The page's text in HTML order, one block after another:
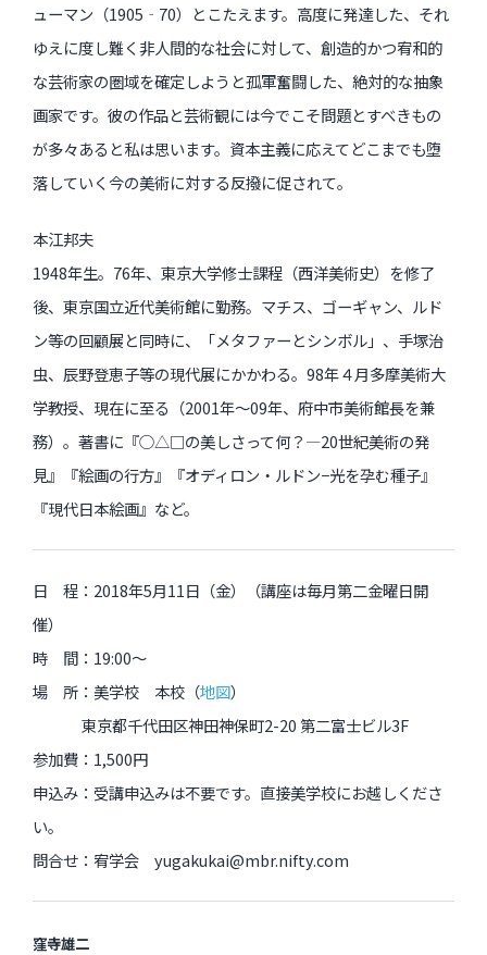
ューマン（1905‐70）とこたえます。高度に発達した、それ
ゆえに度し難く非人間的な社会に対して、創造的かつ宥和的
な芸術家の圏域を確定しようと孤軍奮闘した、絶対的な抽象
画家です。彼の作品と芸術観には今でこそ問題とすべきもの
が多々あると私は思います。資本主義に応えてどこまでも堕
落していく今の美術に対する反撥に促されて。
本江邦夫
1948年生。76年、東京大学修士課程（西洋美術史）を修了
後、東京国立近代美術館に勤務。マチス、ゴーギャン、ルド
ン等の回顧展と同時に、「メタファーとシンボル」、手塚治
虫、辰野登恵子等の現代展にかかわる。98年４月多摩美術大
学教授、現在に至る（2001年〜09年、府中市美術館長を兼
務）。著書に『○△□の美しさって何？—20世紀美術の発
見』『絵画の行方』『オディロン・ルドン−光を孕む種子』
『現代日本絵画』など。
日 程：2018年5月11日（金）（講座は毎月第二金曜日開
催）
時 間：19:00～
場 所：美学校 本校（地図）
東京都千代田区神田神保町2-20 第二富士ビル3F
参加費：1,500円
申込み：受講申込みは不要です。直接美学校にお越しくださ
い。
問合せ：宥学会 yugakukai@mbr.nifty.com
窪寺雄二